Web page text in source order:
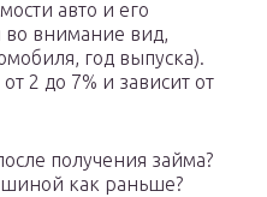
авто и его
во внимание вид,
год выпуска).
2 до 7% и зависит от
получения займа?
как раньше?